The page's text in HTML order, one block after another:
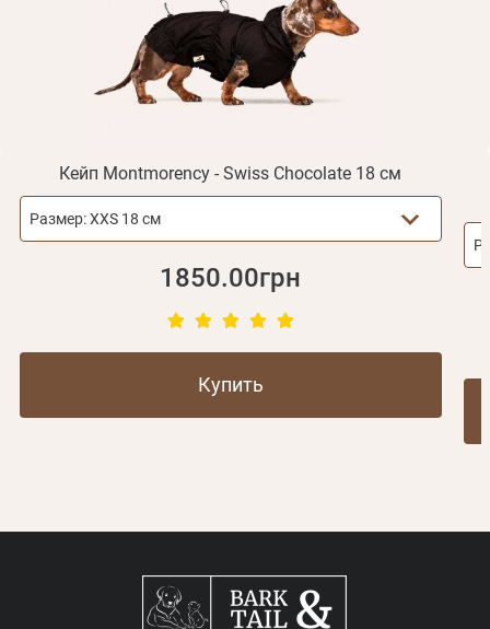
Кейп Montmorency - Swiss Chocolate 18 см
Размер:XXS 18 см
1850.00грн
Купить
Отправить
Регистрация
или с помощью
Вспомнили пароль?
Не пришло письмо? Повторить отправку